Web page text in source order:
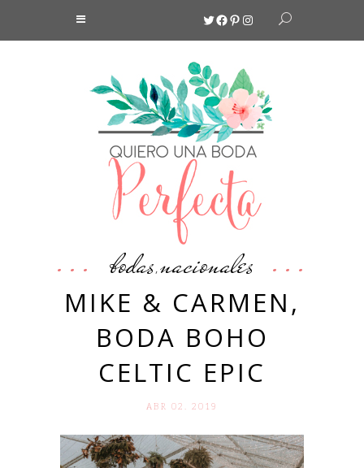
Twitter
Facebook
Pinterest
Instagram
bodas,nacionales
MIKE & CARMEN,
BODA BOHO
CELTIC EPIC
ABR 02. 2019